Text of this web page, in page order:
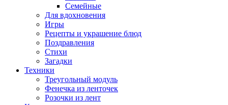
Семейные
Для вдохновения
Игры
Рецепты и украшение блюд
Поздравления
Стихи
Загадки
Техники
Треугольный модуль
Фенечка из ленточек
Розочки из лент